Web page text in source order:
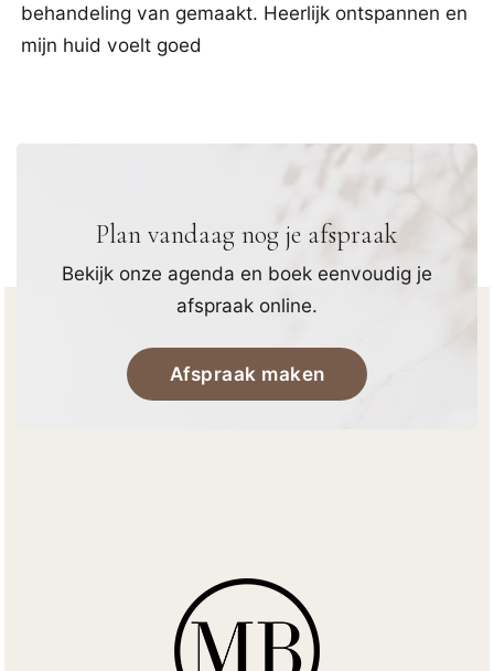
behandeling van gemaakt. Heerlijk ontspannen en
mijn huid voelt goed
Plan vandaag nog je afspraak
Bekijk onze agenda en boek eenvoudig je
afspraak online.
Afspraak maken